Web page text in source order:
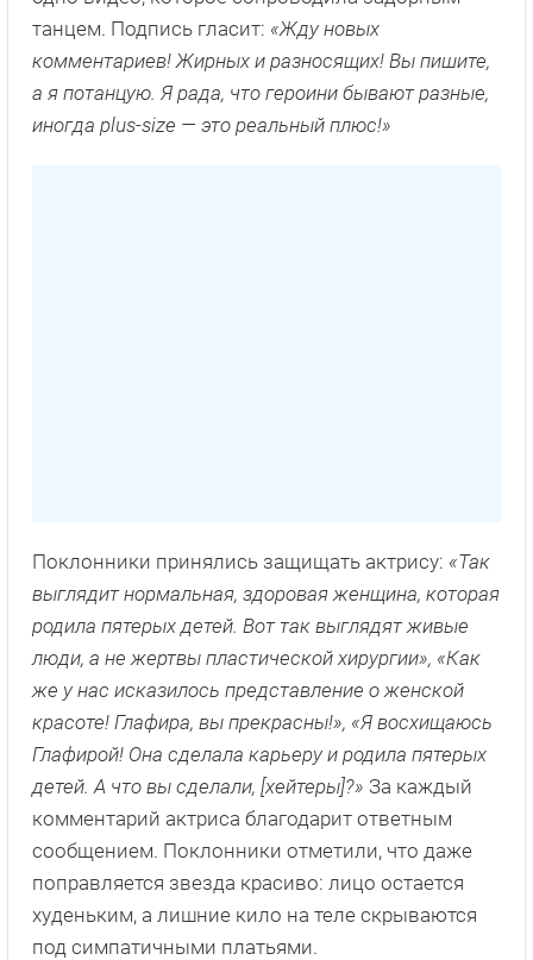
танцем. Подпись гласит: «Жду новых
комментариев! Жирных и разносящих! Вы пишите,
а я потанцую. Я рада, что героини бывают разные,
иногда plus-size — это реальный плюс!»
Поклонники принялись защищать актрису: «Так
выглядит нормальная, здоровая женщина, которая
родила пятерых детей. Вот так выглядят живые
люди, а не жертвы пластической хирургии», «Как
же у нас исказилось представление о женской
красоте! Глафира, вы прекрасны!», «Я восхищаюсь
Глафирой! Она сделала карьеру и родила пятерых
детей. А что вы сделали, [хейтеры]?» За каждый
комментарий актриса благодарит ответным
сообщением. Поклонники отметили, что даже
поправляется звезда красиво: лицо остается
худеньким, а лишние кило на теле скрываются
под симпатичными платьями.